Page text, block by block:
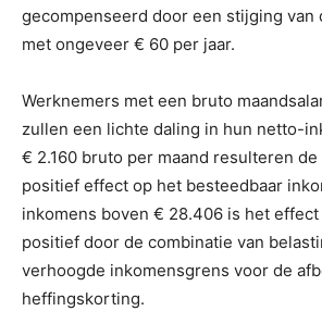
gecompenseerd door een stijging van
met ongeveer € 60 per jaar.
Werknemers met een bruto
zullen een lichte daling in hun netto-
€ 2.160 bruto per maand resulteren
positief effect op het besteedbaar
inkomens boven € 28.406 is het
positief door de combinatie van
verhoogde inkomensgrens voor de
heffingskorting.